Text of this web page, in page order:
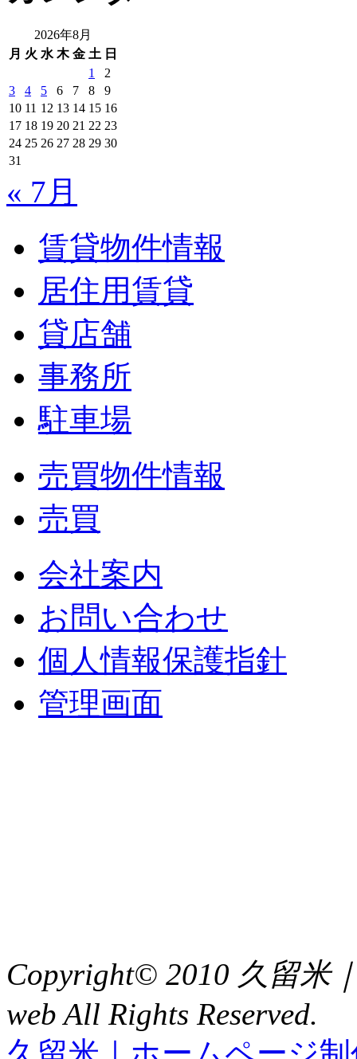
2026年8月
月 火 水 木 金 土 日
1
2
3
4 5 6 7 8
9
10 11 12 13 14 15 16
17 18 19 20 21 22 23
24 25 26 27 28 29 30
31
« 7月
賃貸物件情報
居住用賃貸
貸店舗
事務所
駐車場
売買物件情報
売買
会社案内
お問い合わせ
個人情報保護指針
管理画面
Copyright© 2010 久留米
web All Rights Reserved.